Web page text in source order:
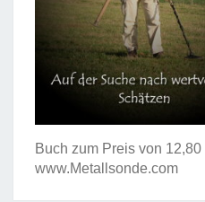
Buch zum Preis von 12,80
www.Metallsonde.com